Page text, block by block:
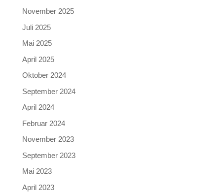
November 2025
Juli 2025
Mai 2025
April 2025
Oktober 2024
September 2024
April 2024
Februar 2024
November 2023
September 2023
Mai 2023
April 2023